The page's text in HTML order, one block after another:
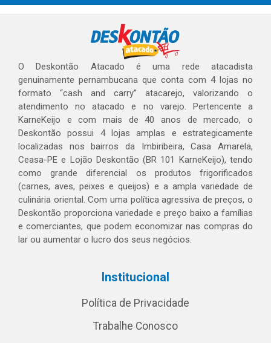
O Deskontão Atacado é uma rede atacadista
genuinamente pernambucana que conta com 4 lojas no
formato “cash and carry” atacarejo, valorizando o
atendimento no atacado e no varejo. Pertencente a
KarneKeijo e com mais de 40 anos de mercado, o
Deskontão possui 4 lojas amplas e estrategicamente
localizadas nos bairros da Imbiribeira, Casa Amarela,
Ceasa-PE e Lojão Deskontão (BR 101 KarneKeijo), tendo
como grande diferencial os produtos frigorificados
(carnes, aves, peixes e queijos) e a ampla variedade de
culinária oriental. Com uma política agressiva de preços, o
Deskontão proporciona variedade e preço baixo a famílias
e comerciantes, que podem economizar nas compras do
lar ou aumentar o lucro dos seus negócios.
Institucional
Política de Privacidade
Trabalhe Conosco